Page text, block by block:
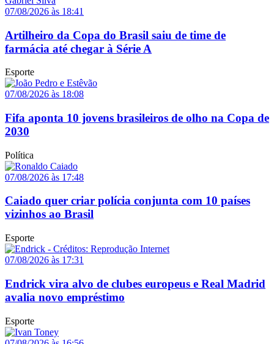
07/08/2026 às 18:41
Artilheiro da Copa do Brasil saiu de time de
farmácia até chegar à Série A
Esporte
07/08/2026 às 18:08
Fifa aponta 10 jovens brasileiros de olho na Copa de
2030
Política
07/08/2026 às 17:48
Caiado quer criar polícia conjunta com 10 países
vizinhos ao Brasil
Esporte
07/08/2026 às 17:31
Endrick vira alvo de clubes europeus e Real Madrid
avalia novo empréstimo
Esporte